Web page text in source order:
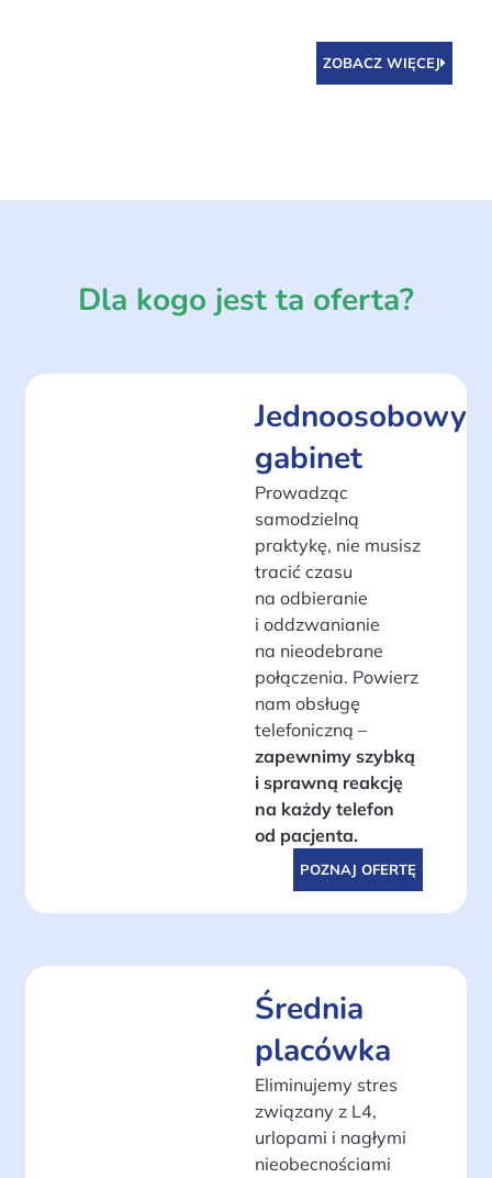
ZOBACZ WIĘCEJ
Dla kogo jest ta oferta?
Jednoosobowy
gabinet
Prowadząc
samodzielną
praktykę, nie musisz
tracić czasu
na odbieranie
i oddzwanianie
na nieodebrane
połączenia. Powierz
nam obsługę
telefoniczną –
zapewnimy szybką
i sprawną reakcję
na każdy telefon
od pacjenta.
POZNAJ OFERTĘ
Średnia
placówka
Eliminujemy stres
związany z L4,
urlopami i nagłymi
nieobecnościami